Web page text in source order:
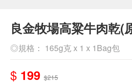
良金牧場高粱牛肉乾(
◎規格： 165g克 x 1 x 1Bag包
$ 199 $215